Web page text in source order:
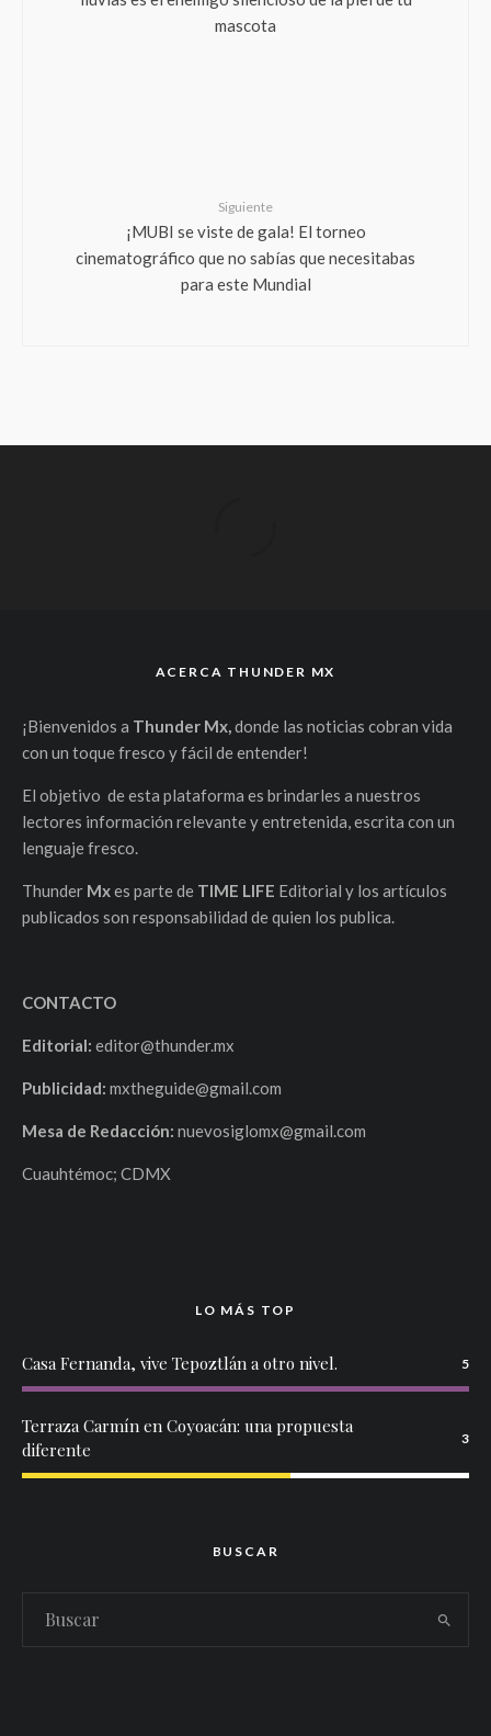
mascota
Siguiente
¡MUBI se viste de gala! El torneo
cinematográfico que no sabías que necesitabas
para este Mundial
ACERCA THUNDER MX
¡Bienvenidos a Thunder Mx,donde las noticias cobran vida
con un toque fresco y fácil de entender!
El objetivo de esta plataforma es brindarles a nuestros
lectores información relevante y entretenida, escrita con un
lenguaje fresco.
Thunder Mxes parte de TIME LIFE Editorial y los artículos
publicados son responsabilidad de quien los publica.
CONTACTO
Editorial: editor@thunder.mx
Publicidad: mxtheguide@gmail.com
Mesa de Redacción: nuevosiglomx@gmail.com
Cuauhtémoc; CDMX
LO MÁS TOP
Casa Fernanda, vive Tepoztlán a otro nivel. 5
Terraza Carmín en Coyoacán: una propuesta
diferente
3
BUSCAR